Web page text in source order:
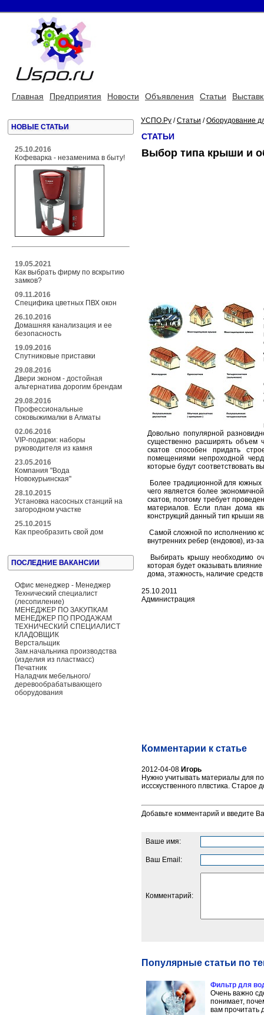
Главная Предприятия Новости Объявления Статьи
НОВЫЕ СТАТЬИ
25.10.2016
Кофеварка - незаменима в быту!
19.05.2021
Как выбрать фирму по вскрытию
замков?
09.11.2016
Специфика цветных ПВХ окон
26.10.2016
Домашняя канализация и ее
безопасность
19.09.2016
Спутниковые приставки
29.08.2016
Двери эконом - достойная
альтернатива дорогим брендам
29.08.2016
Профессиональные
соковыжималки в Алматы
02.06.2016
VIP-подарки: наборы
руководителя из камня
23.05.2016
Компания "Вода
Новокурьинская"
28.10.2015
Установка насосных станций на
загородном участке
25.10.2015
Как преобразить свой дом
ПОСЛЕДНИЕ ВАКАНСИИ
Офис менеджер - Менеджер
Технический специалист
(лесопиление)
МЕНЕДЖЕР ПО ЗАКУПКАМ
МЕНЕДЖЕР ПО ПРОДАЖАМ
ТЕХНИЧЕСКИЙ СПЕЦИАЛИСТ
КЛАДОВЩИК
Верстальщик
Зам.начальника производства
(изделия из пластмасс)
Печатник
Наладчик мебельного/
деревообрабатывающего
оборудования
УСПО.Ру /Статьи /Оборудование
СТАТЬИ
Выбор типа крыши и
Довольно популярной
существенно расширять объем
скатов способен придать
помещениями непроходной
которые будут соответствовать
Более традиционной для южных
чего является более
скатов, поэтому требует
материалов. Если план дома
конструкций данный тип крыши
Самой сложной по исполнению
внутренних ребер (ендовов), из-
Выбирать крышу необходимо
которая будет оказывать
дома, этажность, наличие
25.10.2011
Администрация
Комментарии к статье
2012-04-08 Игорь
Нужно учитывать материалы для
иссскуственного плвстика.
Добавьте комментарий и введите
Ваше имя:
Ваш Email:
Комментарий:
Популярные статьи по
Фильтр для
Очень важно
понимает,
вам прочитать